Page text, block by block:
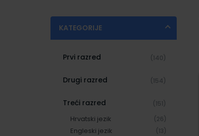
KATEGORIJE
Prvi razred (140)
Drugi razred (154)
Treći razred (151)
Hrvatski jezik (26)
Engleski jezik (13)